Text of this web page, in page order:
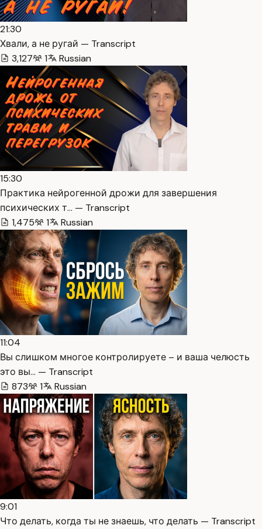
21:30
Хвали, а не ругай — Transcript
3,127
1 Russian
15:30
Практика нейрогенной дрожи для завершения
психических т… — Transcript
1,475
1 Russian
11:04
Вы слишком многое контролируете – и ваша челюсть
это вы… — Transcript
873
1 Russian
9:01
Что делать, когда ты не знаешь, что делать — Transcript